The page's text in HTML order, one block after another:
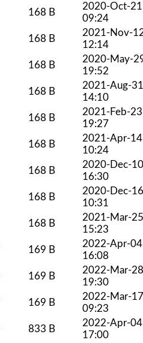
168 B
2020-Oct-21
09:24
168 B
2021-Nov-
12:14
168 B
2020-May-
19:52
168 B
2021-Aug-31
14:10
168 B
2021-Feb-23
19:27
168 B
2021-Apr-14
10:24
168 B
2020-Dec-10
16:30
168 B
2020-Dec-16
10:31
168 B
2021-Mar-25
15:23
169 B
2022-Apr-04
16:08
169 B
2022-Mar-28
19:30
169 B
2022-Mar-17
09:23
833 B
2022-Apr-04
17:00